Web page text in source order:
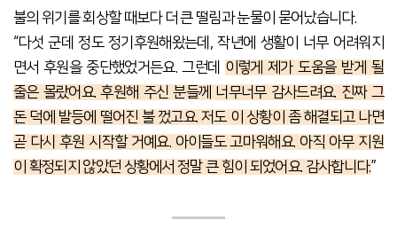
불의 위기를 회상할 때보다 더 큰 떨림과 눈물이 묻어났습니다.
“다섯 군데 정도 정기후원해왔는데, 작년에 생활이 너무 어려워지
면서 후원을 중단했었거든요. 그런데 이렇게 제가 도움을 받게 될
줄은 몰랐어요. 후원해 주신 분들께 너무너무 감사드려요. 진짜 그
돈 덕에 발등에 떨어진 불 껐고요. 저도 이 상황이 좀 해결되고 나면
곧 다시 후원 시작할 거예요. 아이들도 고마워해요. 아직 아무 지원
이 확정되지 않았던 상황에서 정말 큰 힘이 되었어요. 감사합니다.”